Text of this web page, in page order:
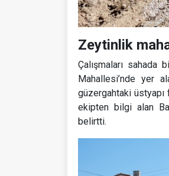
Zeytinlik
Çalışmaları
Mahallesi’nde yer
güzergahtaki üstyapı
ekipten bilgi alan
belirtti.